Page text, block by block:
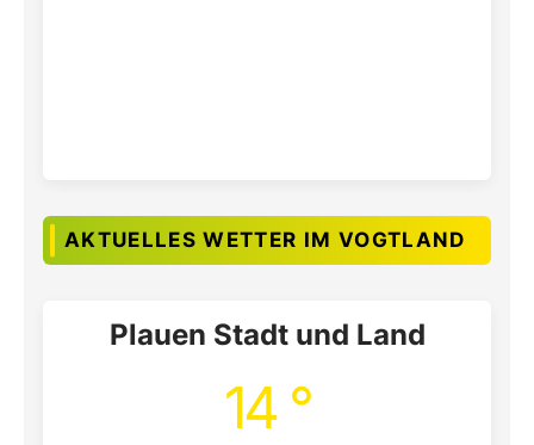
AKTUELLES WETTER IM VOGTLAND
Plauen Stadt und Land
14 °